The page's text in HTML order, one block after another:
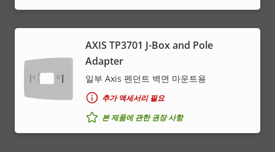
AXIS TP3701 J-Box and Pole
Adapter
일부 Axis 펜던트 벽면 마운트용
추가 액세서리 필요
본 제품에 관한 권장 사항